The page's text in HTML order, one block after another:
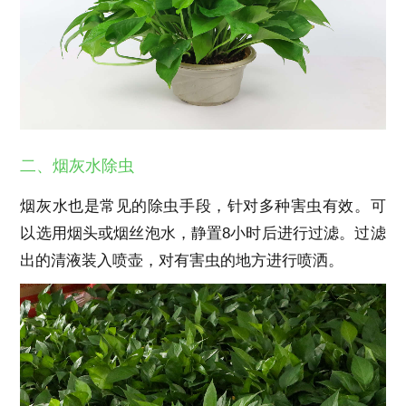
二、烟灰水除虫
烟灰水也是常见的除虫手段，针对多种害虫有效。可
以选用烟头或烟丝泡水，静置8小时后进行过滤。过滤
出的清液装入喷壶，对有害虫的地方进行喷洒。